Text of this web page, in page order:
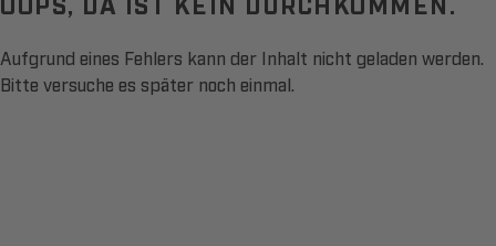
Aufgrund eines Fehlers kann der Inhalt nicht geladen werden.
Bitte versuche es später noch einmal.